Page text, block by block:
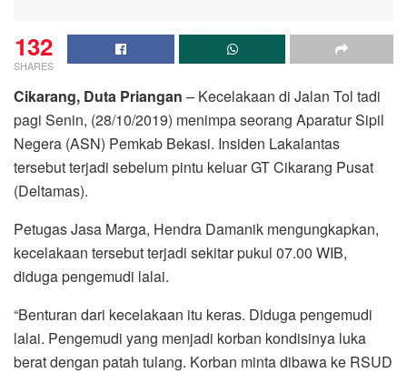
132
SHARES
Cikarang, Duta Priangan – Kecelakaan di Jalan Tol tadi
pagi Senin, (28/10/2019) menimpa seorang Aparatur Sipil
Negera (ASN) Pemkab Bekasi. Insiden Lakalantas
tersebut terjadi sebelum pintu keluar GT Cikarang Pusat
(Deltamas).
Petugas Jasa Marga, Hendra Damanik mengungkapkan,
kecelakaan tersebut terjadi sekitar pukul 07.00 WIB,
diduga pengemudi lalai.
“Benturan dari kecelakaan itu keras. Diduga pengemudi
lalai. Pengemudi yang menjadi korban kondisinya luka
berat dengan patah tulang. Korban minta dibawa ke RSUD